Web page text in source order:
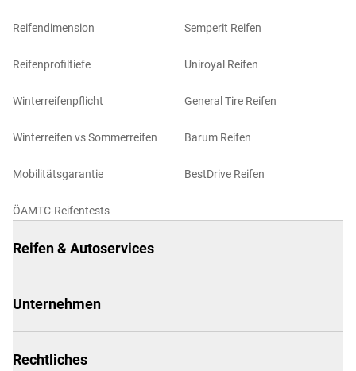
Reifendimension
Reifenprofiltiefe
Winterreifenpflicht
Winterreifen vs Sommerreifen
Mobilitätsgarantie
ÖAMTC-Reifentests
Semperit Reifen
Uniroyal Reifen
General Tire Reifen
Barum Reifen
BestDrive Reifen
Reifen & Autoservices
Unternehmen
Rechtliches